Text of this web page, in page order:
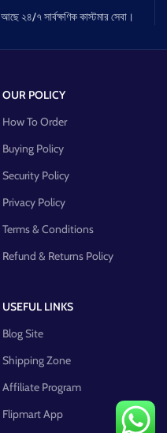
২৪/৭ সার্বক্ষণিক কাস্টমার সেবা।
OUR POLICY
How To Order
Buying Policy
Security Policy
Privacy Policy
Terms & Conditions
Refund & Returns Policy
USEFUL LINKS
Blog Site
Shipping Zone
Affiliate Program
Flipmart App